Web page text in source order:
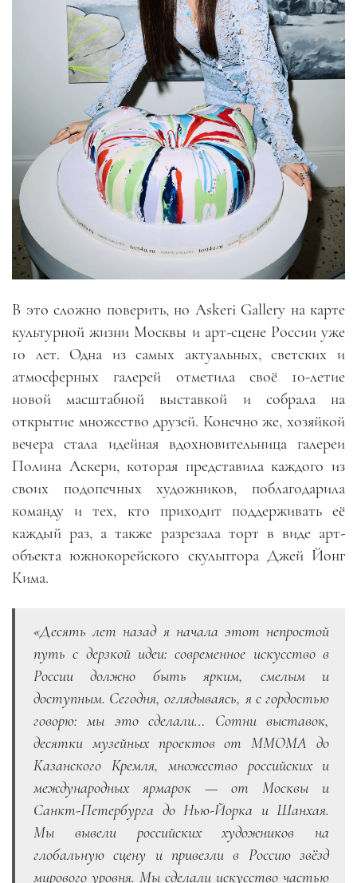
В это сложно поверить, но Askeri Gallery на карте
культурной жизни Москвы и арт-сцене России уже
10 лет. Одна из самых актуальных, светских и
атмосферных галерей отметила своё 10-летие
новой масштабной выставкой и собрала на
открытие множество друзей. Конечно же, хозяйкой
вечера стала идейная вдохновительница галереи
Полина Аскери, которая представила каждого из
своих подопечных художников, поблагодарила
команду и тех, кто приходит поддерживать её
каждый раз, а также разрезала торт в виде арт-
объекта южнокорейского скульптора Джей Йонг
Кима.
«Десять лет назад я начала этот непростой
путь с дерзкой идеи: современное искусство в
России должно быть ярким, смелым и
доступным. Сегодня, оглядываясь, я с гордостью
говорю: мы это сделали… Сотни выставок,
десятки музейных проектов от ММОМА до
Казанского Кремля, множество российских и
международных ярмарок — от Москвы и
Санкт-Петербурга до Нью-Йорка и Шанхая.
Мы вывели российских художников на
глобальную сцену и привезли в Россию звёзд
мирового уровня. Мы сделали искусство частью